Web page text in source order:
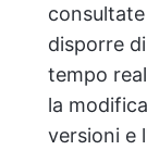
disporre
tempo
la
versioni e